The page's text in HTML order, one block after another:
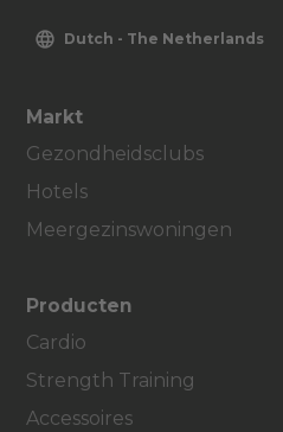
Dutch - The Netherlands
Markt
Gezondheidsclubs
Hotels
Meergezinswoningen
Producten
Cardio
Strength Training
Accessoires